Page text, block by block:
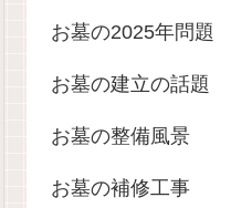
お墓の2025年問題
お墓の建立の話題
お墓の整備風景
お墓の補修工事